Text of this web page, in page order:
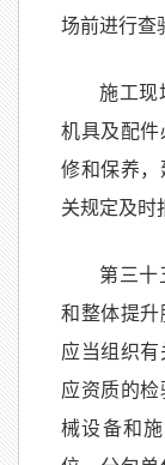
场前进行查
施工现
机具及配件
修和保养，
关规定及时
第三
和整体提升
应当组织
应资质的
械设备和